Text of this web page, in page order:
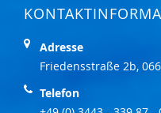
Adresse
Friedensstraße 2b,
Telefon